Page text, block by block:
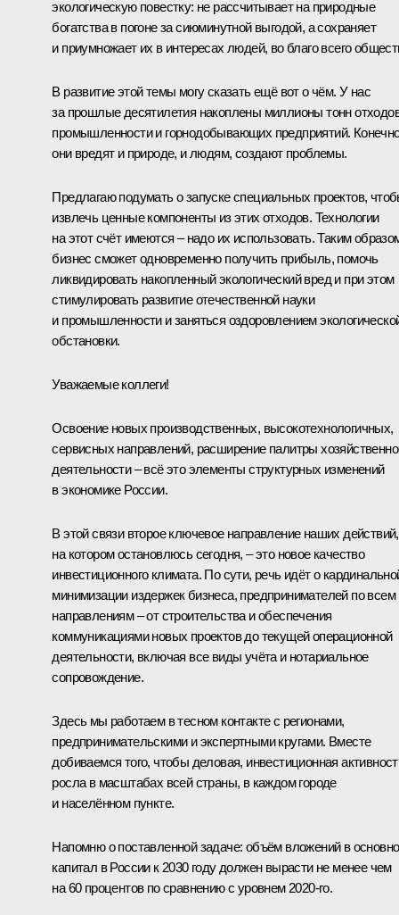
экологическую повестку: не рассчитывает на природные
богатства в погоне за сиюминутной выгодой, а сохраняет
и приумножает их в интересах людей, во благо всего
В развитие этой темы могу сказать ещё вот о чём. У нас
за прошлые десятилетия накоплены миллионы тонн
промышленности и горнодобывающих предприятий.
они вредят и природе, и людям, создают проблемы.
Предлагаю подумать о запуске специальных проектов,
извлечь ценные компоненты из этих отходов. Технологии
на этот счёт имеются – надо их использовать. Таким
бизнес сможет одновременно получить прибыль, помочь
ликвидировать накопленный экологический вред и при этом
стимулировать развитие отечественной науки
и промышленности и заняться оздоровлением
обстановки.
Уважаемые коллеги!
Освоение новых производственных, высокотехнологичных,
сервисных направлений, расширение палитры
деятельности – всё это элементы структурных изменений
в экономике России.
В этой связи второе ключевое направление наших действий,
на котором остановлюсь сегодня, – это новое качество
инвестиционного климата. По сути, речь идёт о
минимизации издержек бизнеса, предпринимателей по всем
направлениям – от строительства и обеспечения
коммуникациями новых проектов до текущей операционной
деятельности, включая все виды учёта и нотариальное
сопровождение.
Здесь мы работаем в тесном контакте с регионами,
предпринимательскими и экспертными кругами. Вместе
добиваемся того, чтобы деловая, инвестиционная
росла в масштабах всей страны, в каждом городе
и населённом пункте.
Напомню о поставленной задаче: объём вложений в
капитал в России к 2030 году должен вырасти не менее чем
на 60 процентов по сравнению с уровнем 2020-го.